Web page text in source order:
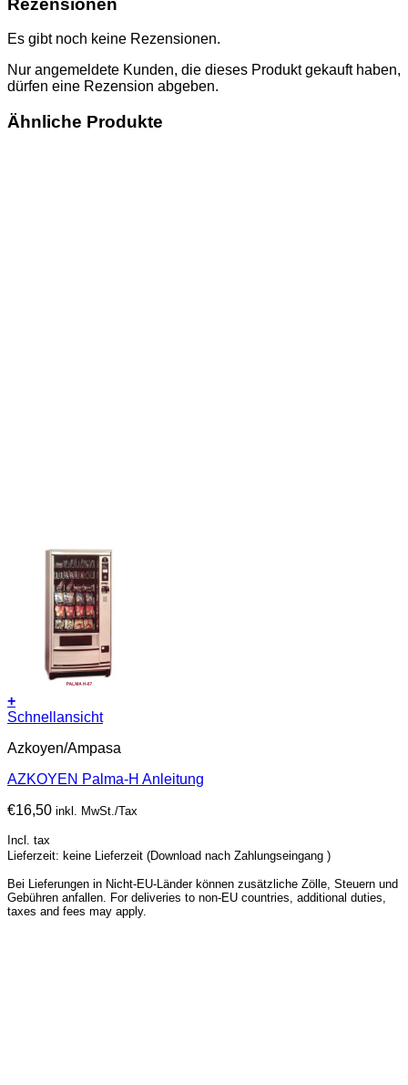
Es gibt noch keine Rezensionen.
Nur angemeldete Kunden, die dieses Produkt gekauft haben,
dürfen eine Rezension abgeben.
Ähnliche Produkte
+
Schnellansicht
Azkoyen/Ampasa
AZKOYEN Palma-H Anleitung
€16,50 inkl. MwSt./Tax
Incl. tax
Lieferzeit: keine Lieferzeit (Download nach Zahlungseingang )
Bei Lieferungen in Nicht-EU-Länder können zusätzliche Zölle, Steuern und
Gebühren anfallen. For deliveries to non-EU countries, additional duties,
taxes and fees may apply.